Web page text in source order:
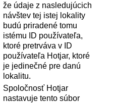
že údaje z nasledujúcich
návštev tej istej lokality
budú priradené tomu
istému ID používateľa,
ktoré pretrváva v ID
používateľa Hotjar, ktoré
je jedinečné pre danú
lokalitu.
Spoločnosť Hotjar
nastavuje tento súbor